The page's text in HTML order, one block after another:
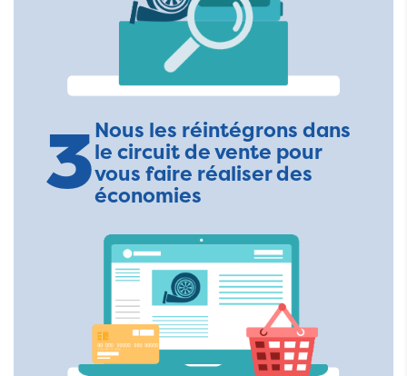
3Nous les réintégrons dans
le circuit de vente pour
vous faire réaliser des
économies